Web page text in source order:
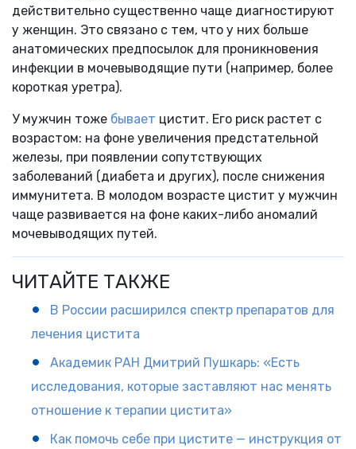
действительно существенно чаще диагностируют
у женщин. Это связано с тем, что у них больше
анатомических предпосылок для проникновения
инфекции в мочевыводящие пути (например, более
короткая уретра).
У мужчин тоже бывает цистит. Его риск растет с
возрастом: на фоне увеличения предстательной
железы, при появлении сопутствующих
заболеваний (диабета и других), после снижения
иммунитета. В молодом возрасте цистит у мужчин
чаще развивается на фоне каких-либо аномалий
мочевыводящих путей.
ЧИТАЙТЕ ТАКЖЕ
В России расширился спектр препаратов для
лечения цистита
Академик РАН Дмитрий Пушкарь: «Есть
исследования, которые заставляют нас менять
отношение к терапии цистита»
Как помочь себе при цистите — инструкция от